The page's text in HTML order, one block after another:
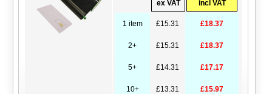
ex VAT incl VAT
1 item £15.31 £18.37
2+ £15.31 £18.37
5+ £14.31 £17.17
10+ £13.31 £15.97